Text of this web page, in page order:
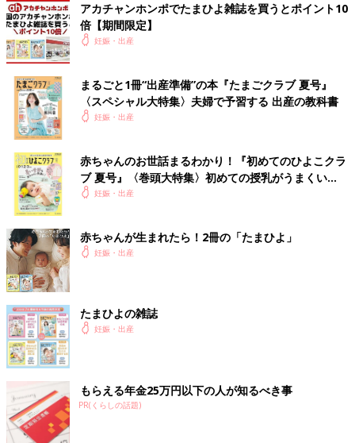
アカチャンホンポでたまひよ雑誌を買うとポイント10
倍【期間限定】
妊娠・出産
まるごと1冊“出産準備”の本『たまごクラブ 夏号』
〈スペシャル大特集〉夫婦で予習する 出産の教科書
妊娠・出産
赤ちゃんのお世話まるわかり！『初めてのひよこクラ
ブ 夏号』〈巻頭大特集〉初めての授乳がうまくい
く！ おっぱい・ミルクの基本と夏のトラブル 解決テ
妊娠・出産
赤ちゃんが生まれたら！2冊の「たまひよ」
妊娠・出産
たまひよの雑誌
妊娠・出産
もらえる年金25万円以下の人が知るべき事
PR(くらしの話題)